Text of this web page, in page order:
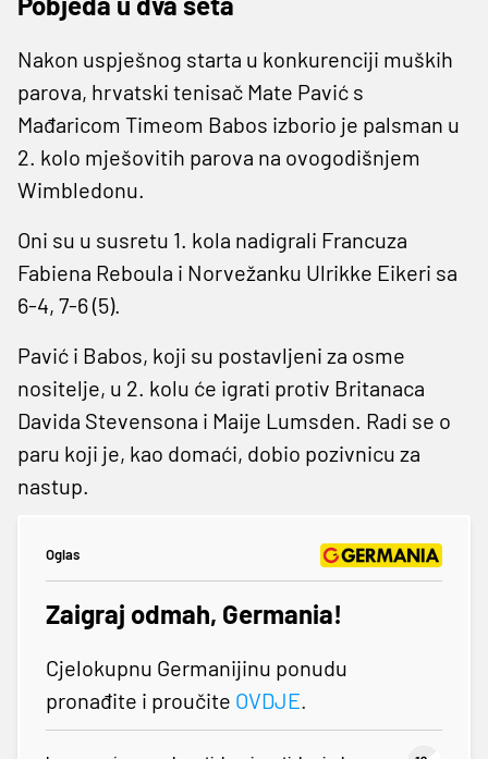
Nakon uspješnog starta u konkurenciji muških
parova, hrvatski tenisač Mate Pavić s
Mađaricom Timeom Babos izborio je palsman u
2. kolo mješovitih parova na ovogodišnjem
Wimbledonu.
Oni su u susretu 1. kola nadigrali Francuza
Fabiena Reboula i Norvežanku Ulrikke Eikeri sa
6-4, 7-6 (5).
Pavić i Babos, koji su postavljeni za osme
nositelje, u 2. kolu će igrati protiv Britanaca
Davida Stevensona i Maije Lumsden. Radi se o
paru koji je, kao domaći, dobio pozivnicu za
nastup.
Oglas
Zaigraj odmah, Germania!
Cjelokupnu Germanijinu ponudu
pronađite i proučite OVDJE.